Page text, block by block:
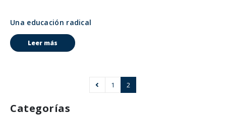
Una educación radical
Leer más
1 2
Categorías